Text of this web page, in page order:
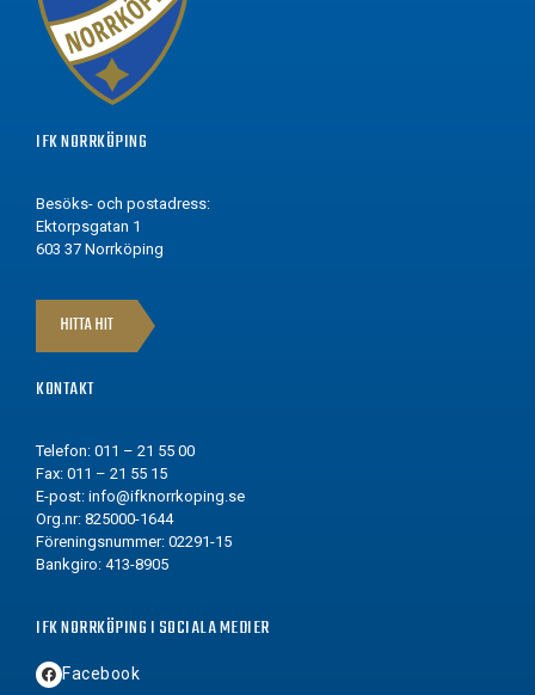
IFK NORRKÖPING
Besöks- och postadress:
Ektorpsgatan 1
603 37 Norrköping
HITTA HIT
KONTAKT
Telefon: 011 – 21 55 00
Fax: 011 – 21 55 15
E-post: info@ifknorrkoping.se
Org.nr: 825000-1644
Föreningsnummer: 02291-15
Bankgiro: 413-8905
IFK NORRKÖPING I SOCIALA MEDIER
Facebook